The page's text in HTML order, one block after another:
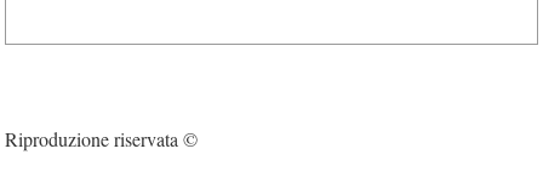
Riproduzione riservata ©